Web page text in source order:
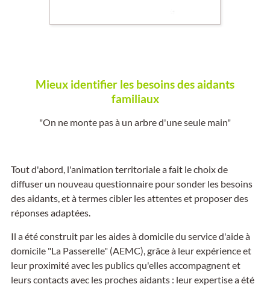
Mieux identifier les besoins des aidants
familiaux
"On ne monte pas à un arbre d'une seule main"
Tout d'abord, l'animation territoriale a fait le choix de
diffuser un nouveau questionnaire pour sonder les besoins
des aidants, et à termes cibler les attentes et proposer des
réponses adaptées.
Il a été construit par les aides à domicile du service d'aide à
domicile "La Passerelle" (AEMC), grâce à leur expérience et
leur proximité avec les publics qu'elles accompagnent et
leurs contacts avec les proches aidants : leur expertise a été